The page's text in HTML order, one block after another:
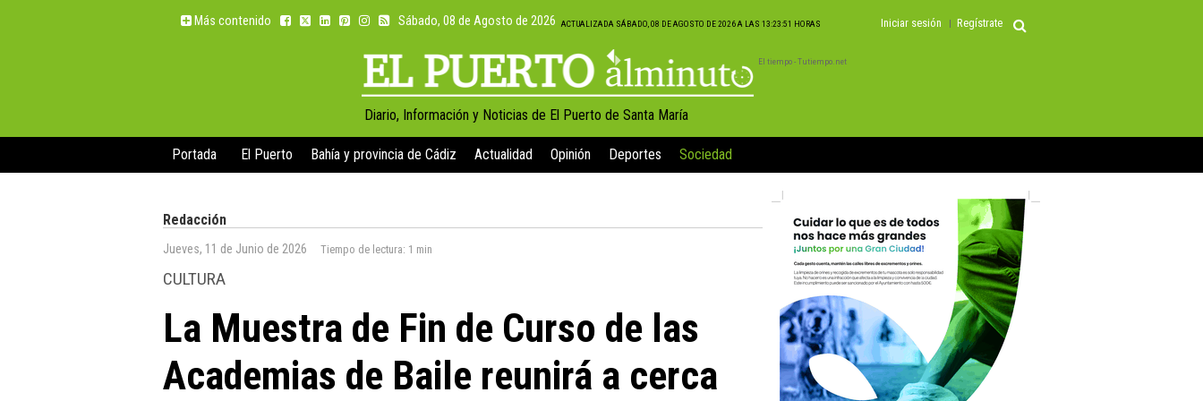
Más contenido Sábado, 08 de Agosto de 2026 ACTUALIZADA SÁBADO, 08 DE AGOSTO DE 2026 A LAS 13:23:51 HORAS Iniciar sesión Regístrate
Diario, Información y Noticias de El Puerto de Santa María
El tiempo - Tutiempo.net
Portada El Puerto Bahía y provincia de Cádiz Actualidad Opinión Deportes Sociedad
Redacción
Jueves, 11 de Junio de 2026 Tiempo de lectura: 1 min
CULTURA
La Muestra de Fin de Curso de las
Academias de Baile reunirá a cerca